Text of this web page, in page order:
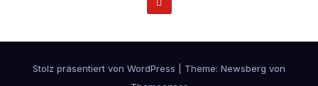
Stolz präsentiert von WordPress Theme: Newsberg von